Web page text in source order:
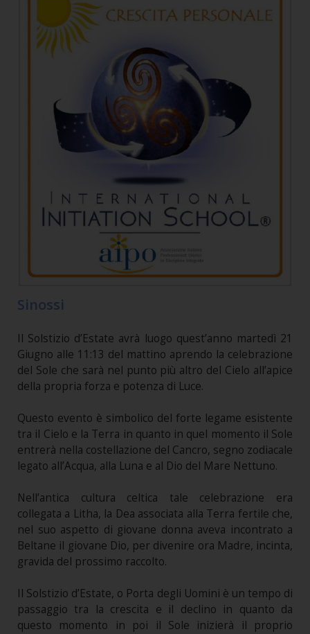
Sinossi
Il Solstizio d’Estate avrà luogo quest’anno martedì 21
Giugno alle 11:13 del mattino aprendo la celebrazione
del Sole che sarà nel punto più altro del Cielo all’apice
della propria forza e potenza di Luce.
Questo evento è simbolico del forte legame esistente
tra il Cielo e la Terra in quanto in quel momento il Sole
entrerà nella costellazione del Cancro, segno zodiacale
legato all’Acqua, alla Luna e al Dio del Mare Nettuno.
Nell’antica cultura celtica tale celebrazione era
collegata a Litha, la Dea associata alla Terra fertile che,
nel suo aspetto di giovane donna aveva incontrato a
Beltane il giovane Dio, per divenire ora Madre, incinta,
gravida del prossimo raccolto.
Il Solstizio d’Estate, o Porta degli Uomini è un tempo di
passaggio tra la crescita e il declino in quanto da
questo momento in poi il Sole inizierà il proprio